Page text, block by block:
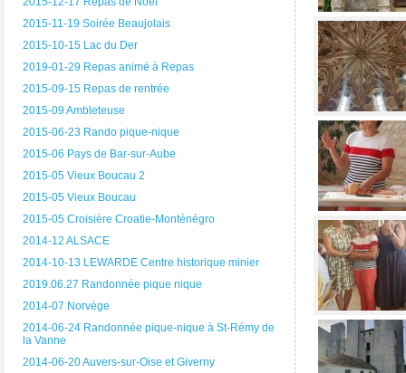
2015-11-19 Soirée Beaujolais
2015-10-15 Lac du Der
2019-01-29 Repas animé à Repas
2015-09-15 Repas de rentrée
2015-09 Ambleteuse
2015-06-23 Rando pique-nique
2015-06 Pays de Bar-sur-Aube
2015-05 Vieux Boucau 2
2015-05 Vieux Boucau
2015-05 Croisière Croatie-Monténégro
2014-12 ALSACE
2014-10-13 LEWARDE Centre historique minier
2019.06.27 Randonnée pique nique
2014-07 Norvège
2014-06-24 Randonnée pique-nique à St-Rémy de
la Vanne
2014-06-20 Auvers-sur-Oise et Giverny